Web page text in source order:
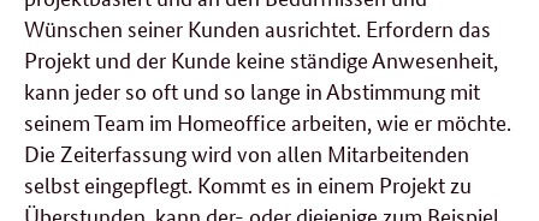
Wünschen seiner Kunden ausrichtet. Erfordern das
Projekt und der Kunde keine ständige Anwesenheit,
kann jeder so oft und so lange in Abstimmung mit
seinem Team im Homeoffice arbeiten, wie er möchte.
Die Zeiterfassung wird von allen Mitarbeitenden
selbst eingepflegt. Kommt es in einem Projekt zu